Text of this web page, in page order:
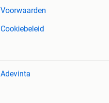
Voorwaarden
Cookiebeleid
Adevinta